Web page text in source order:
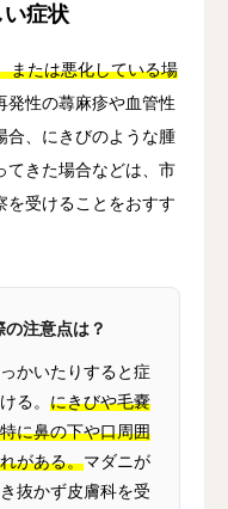
い症状
または悪化している場
発性の蕁麻疹や血管性
合、にきびのような腫
てきた場合などは、市
を受けることをおすす
注意点は？
かいたりすると症
る。 にきびや毛嚢
に鼻の下や口周囲
がある。マダニが
抜かず皮膚科を受